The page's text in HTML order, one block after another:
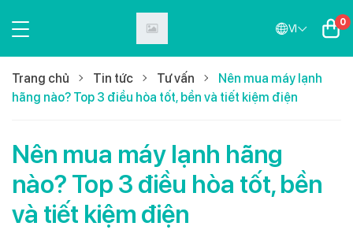
VI 0
Trang chủ Tin tức Tư vấn
Nên mua máy lạnh
hãng nào? Top 3 điều hòa tốt, bền và tiết kiệm điện
Nên mua máy lạnh hãng
nào? Top 3 điều hòa tốt, bền
và tiết kiệm điện